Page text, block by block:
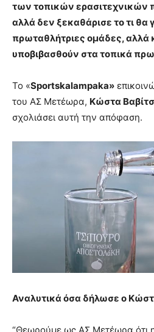
των τοπικών
αλλά δεν ξεκαθάρισε το τι θα
πρωταθλήτριες ομάδες, αλλά
υποβιβασθούν στα τοπικά
Το «Sportskalampaka»
του ΑΣ Μετέωρα, Κώστα
σχολιάσει αυτή την απόφαση.
Αναλυτικά όσα δήλωσε ο